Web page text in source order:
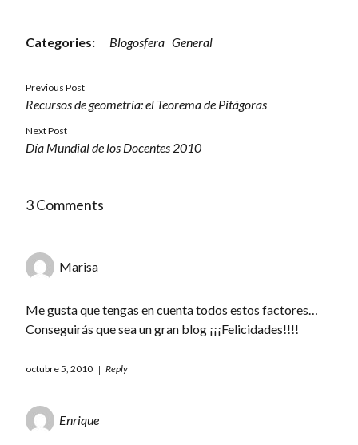
Categories: Blogosfera General
Previous Post
Recursos de geometría: el Teorema de Pitágoras
Next Post
Día Mundial de los Docentes 2010
3 Comments
Marisa
Me gusta que tengas en cuenta todos estos factores…
Conseguirás que sea un gran blog ¡¡¡Felicidades!!!!
octubre 5, 2010 Reply
Enrique